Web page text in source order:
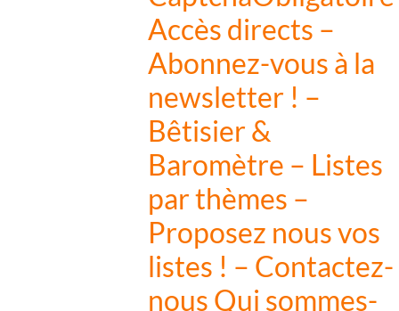
Accès directs –
Abonnez-vous à la
newsletter ! –
Bêtisier &
Baromètre – Listes
par thèmes –
Proposez nous vos
listes ! – Contactez-
nous Qui sommes-